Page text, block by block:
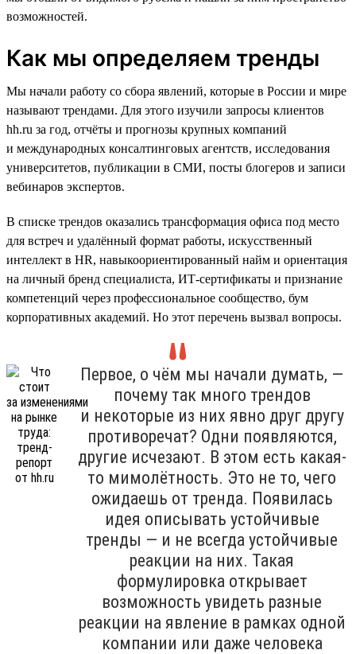
возможностей.
Как мы определяем тренды
Мы начали работу со сбора явлений, которые в России и мире
называют трендами. Для этого изучили запросы клиентов
hh.ru за год, отчёты и прогнозы крупных компаний
и международных консалтинговых агентств, исследования
университетов, публикации в СМИ, посты блогеров и записи
вебинаров экспертов.
В списке трендов оказались трансформация офиса под место
для встреч и удалённый формат работы, искусственный
интеллект в HR, навыкоориентированный найм и ориентация
на личный бренд специалиста, ИТ-сертификаты и признание
компетенций через профессиональное сообщество, бум
корпоративных академий. Но этот перечень вызвал вопросы.
Первое, о чём мы начали думать, —
почему так много трендов
и некоторые из них явно друг другу
противоречат? Одни появляются,
другие исчезают. В этом есть какая-
то мимолётность. Это не то, чего
ожидаешь от тренда. Появилась
идея описывать устойчивые
тренды — и не всегда устойчивые
реакции на них. Такая
формулировка открывает
возможность увидеть разные
реакции на явление в рамках одной
компании или даже человека